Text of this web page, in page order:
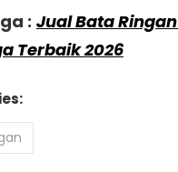
: Jual Bata
Terbaik 2026